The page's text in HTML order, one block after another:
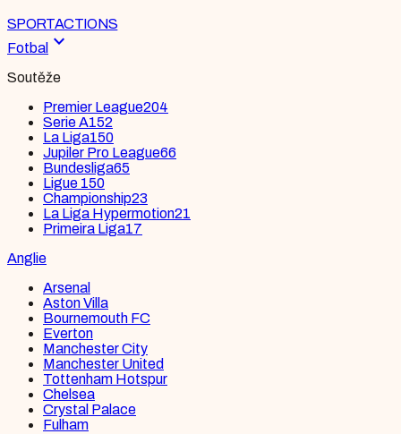
SPORTACTIONS
Fotbal expand_more
Soutěže
Premier League204
Serie A152
La Liga150
Jupiler Pro League66
Bundesliga65
Ligue 150
Championship23
La Liga Hypermotion21
Primeira Liga17
Anglie
Arsenal
Aston Villa
Bournemouth FC
Everton
Manchester City
Manchester United
Tottenham Hotspur
Chelsea
Crystal Palace
Fulham